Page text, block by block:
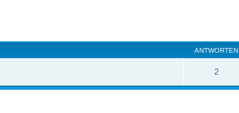
ANTWORTEN
2